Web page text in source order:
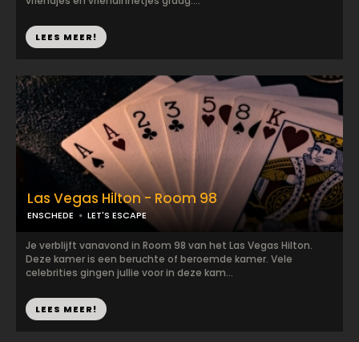
LEES MEER!
Las Vegas Hilton - Room 98
ENSCHEDE LET'S ESCAPE
Je verblijft vanavond in Room 98 van het Las Vegas Hilton.
Deze kamer is een beruchte of beroemde kamer. Vele
celebrities gingen jullie voor in deze kam...
LEES MEER!